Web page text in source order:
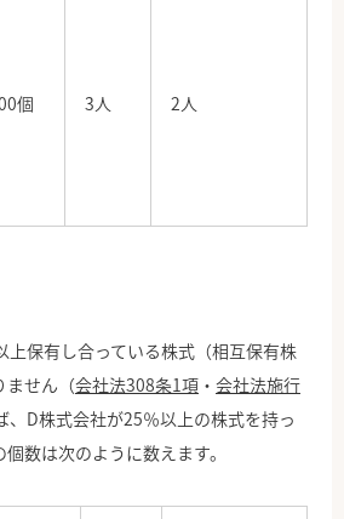
個 3人 2人
上保有し合っている株式（相互保有株
ません（会社法308条1項 ・ 会社法施行
、D株式会社が25％以上の株式を持っ
数は次のように数えます。